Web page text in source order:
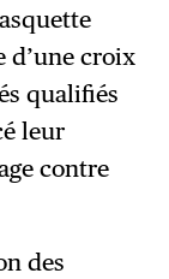
d’une croix
qualifiés
leur
contre
des